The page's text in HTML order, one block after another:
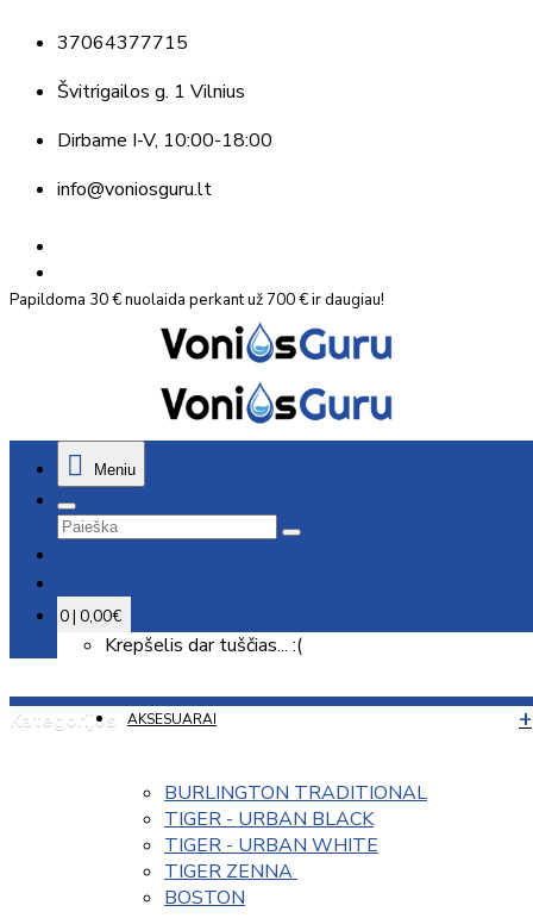
37064377715
Švitrigailos g. 1 Vilnius
Dirbame I-V, 10:00-18:00
info@voniosguru.lt
Papildoma 30 € nuolaida perkant už 700 € ir daugiau!
Meniu
0 | 0,00€
Krepšelis dar tuščias... :(
Kategorijos AKSESUARAI
BURLINGTON TRADITIONAL
TIGER - URBAN BLACK
TIGER - URBAN WHITE
TIGER ZENNA
BOSTON